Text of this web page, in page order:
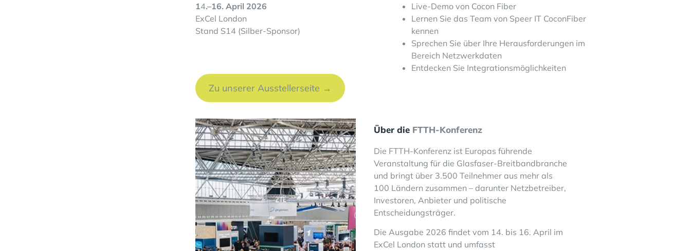
14.–16. April 2026
ExCel London
Stand S14 (Silber-Sponsor)
Live-Demo von Cocon Fiber
Lernen Sie das Team von Speer IT CoconFiber
kennen
Sprechen Sie über Ihre Herausforderungen im
Bereich Netzwerkdaten
Entdecken Sie Integrationsmöglichkeiten
Zu unserer Ausstellerseite →
Über die FTTH-Konferenz
Die FTTH-Konferenz ist Europas führende
Veranstaltung für die Glasfaser-Breitbandbranche
und bringt über 3.500 Teilnehmer aus mehr als
100 Ländern zusammen – darunter Netzbetreiber,
Investoren, Anbieter und politische
Entscheidungsträger.
Die Ausgabe 2026 findet vom 14. bis 16. April im
ExCel London statt und umfasst